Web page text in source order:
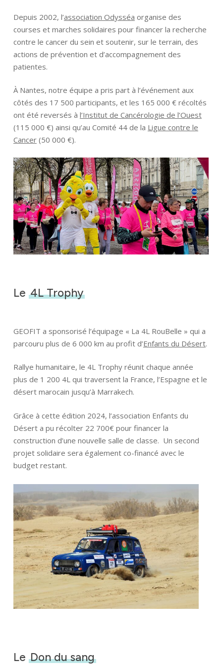
Depuis 2002, l’association Odysséa organise des
courses et marches solidaires pour financer la recherche
contre le cancer du sein et soutenir, sur le terrain, des
actions de prévention et d’accompagnement des
patientes.
À Nantes, notre équipe a pris part à l’événement aux
côtés des 17 500 participants, et les 165 000 € récoltés
ont été reversés à l’Institut de Cancérologie de l’Ouest
(115 000 €) ainsi qu’au Comité 44 de la Ligue contre le
Cancer(50 000 €).
Le 4L Trophy
GEOFIT a sponsorisé l’équipage « La 4L RouBelle » qui a
parcouru plus de 6 000 km au profit d’Enfants du Désert.
Rallye humanitaire, le 4L Trophy réunit chaque année
plus de 1 200 4L qui traversent la France, l’Espagne et le
désert marocain jusqu’à Marrakech.
Grâce à cette édition 2024, l’association Enfants du
Désert a pu récolter 22 700€ pour financer la
construction d’une nouvelle salle de classe. Un second
projet solidaire sera également co-financé avec le
budget restant.
Le Don du sang